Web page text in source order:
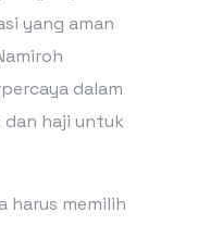
yang aman
dalam
dan haji untuk
harus memilih